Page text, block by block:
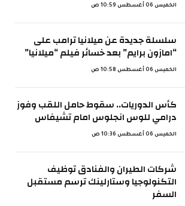
الخميس 06 أغسطس 10:59 ص
سلسلة جديدة عن ميلانيا ترامب على
“امازون برايم” بعد خسائر فيلم “ميلانيا”
الخميس 06 أغسطس 10:58 ص
كأس الدوريات.. سقوط حامل اللقب وفوز
درامي للوس انجلوس امام تشيفاس
الخميس 06 أغسطس 10:36 ص
شركات الطيران والفنادق توظيف
التكنولوجيا وستارلينك ترسم مستقبل
السفر